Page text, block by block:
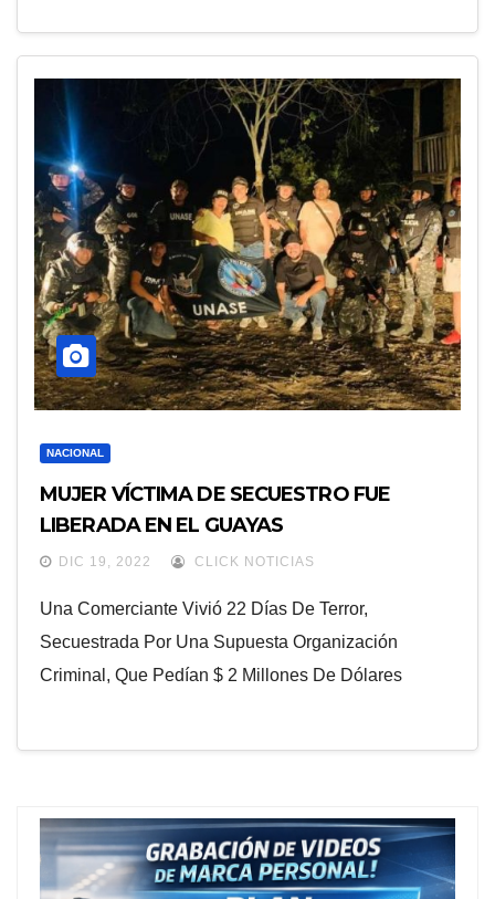
NACIONAL
MUJER VÍCTIMA DE SECUESTRO FUE
LIBERADA EN EL GUAYAS
DIC 19, 2022 CLICK NOTICIAS
Una Comerciante Vivió 22 Días De Terror,
Secuestrada Por Una Supuesta Organización
Criminal, Que Pedían $ 2 Millones De Dólares